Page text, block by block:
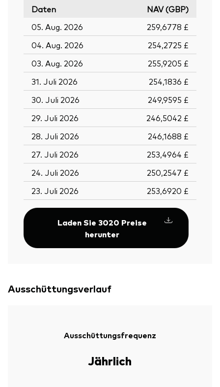
Daten
NAV (GBP)
05. Aug. 2026
259,6778 £
04. Aug. 2026
254,2725 £
03. Aug. 2026
255,9205 £
31. Juli 2026
254,1836 £
30. Juli 2026
249,9595 £
29. Juli 2026
246,5042 £
28. Juli 2026
246,1688 £
27. Juli 2026
253,4964 £
24. Juli 2026
250,2547 £
23. Juli 2026
253,6920 £
Laden Sie 3020 Preise
herunter
Ausschüttungsverlauf
Ausschüttungsfrequenz
Jährlich